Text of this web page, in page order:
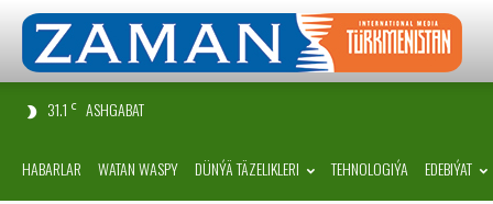
31.1 C ASHGABAT
HABARLAR WATAN WASPY DÜNÝÄ TÄZELIKLERI TEHNOLOGIÝA EDEBIÝAT